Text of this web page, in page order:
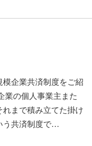
企業共済制度をご紹
業の個人事業主また
まで積み立てた掛け
う共済制度で…